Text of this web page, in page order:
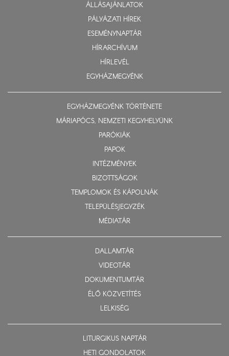
ÁLLÁSAJÁNLATOK
PÁLYÁZATI HÍREK
ESEMÉNYNAPTÁR
HÍRARCHÍVUM
HÍRLEVÉL
EGYHÁZMEGYÉNK
EGYHÁZMEGYÉNK TÖRTÉNETE
MÁRIAPÓCS, NEMZETI KEGYHELYÜNK
PARÓKIÁK
PAPOK
INTÉZMÉNYEK
BIZOTTSÁGOK
TEMPLOMOK ÉS KÁPOLNÁK
TELEPÜLÉSJEGYZÉK
MÉDIATÁR
DALLAMTÁR
VIDEOTÁR
DOKUMENTUMTÁR
ÉLŐ KÖZVETÍTÉS
LELKISÉG
LITURGIKUS NAPTÁR
HETI GONDOLATOK